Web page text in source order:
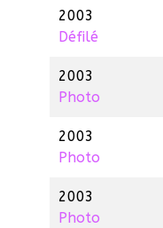
2003
Défilé
2003
Photo
2003
Photo
2003
Photo